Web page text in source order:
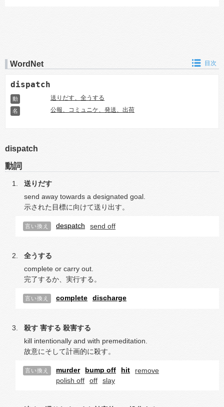
WordNet 目次
dispatch
動 送りだす、全うする
名 公報、コミュニケ、発送、出荷
dispatch
動詞
送りだす
send away towards a designated goal.
示された目標に向けて送り出す。
言い換え despatch send off
全うする
complete or carry out.
完了するか、実行する。
言い換え complete discharge
殺す 害する 殺害する
kill intentionally and with premeditation.
故意にそして計画的に殺す。
言い換え murder bump off hit
remove
polish off
off slay